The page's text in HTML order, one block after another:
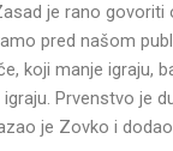
je rano govoriti
pred našom
koji manje igraju,
Prvenstvo je
je Zovko i